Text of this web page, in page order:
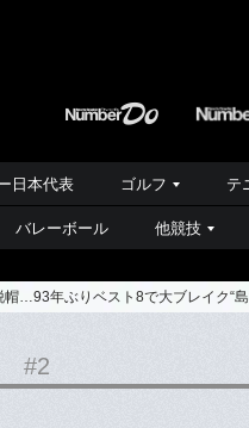
日本代表 ゴルフ テ
バレーボール 他競技
…93年ぶりベスト8で大ブレイク“
#2